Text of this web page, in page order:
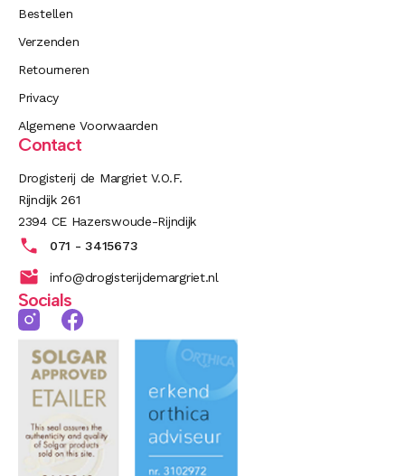
Bestellen
Verzenden
Retourneren
Privacy
Algemene Voorwaarden
Contact
Drogisterij de Margriet V.O.F.
Rijndijk 261
2394 CE Hazerswoude-Rijndijk
071 - 3415673
info@drogisterijdemargriet.nl
Socials